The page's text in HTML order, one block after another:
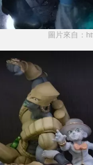
圖片來自：